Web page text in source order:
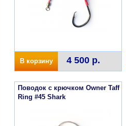
В корзину 4 500 р.
Поводок с крючком Owner Taff
Ring #45 Shark